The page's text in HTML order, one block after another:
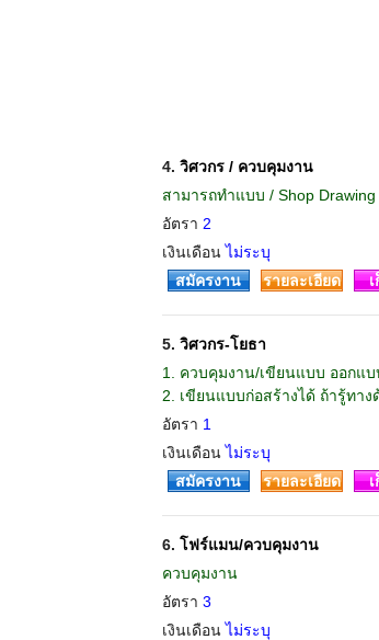
4. วิศวกร / ควบคุมงาน
สามารถทำแบบ / Shop
อัตรา 2
เงินเดือนไม่ระบุ
สมัครงาน รายละเอียด
5. วิศวกร-โยธา
1. ควบคุมงาน/เขียนแบบ ออกแ
2. เขียนแบบก่อสร้างได้ ถ้ารู้ทา
อัตรา 1
เงินเดือนไม่ระบุ
สมัครงาน รายละเอียด
6. โฟร์แมน/ควบคุมงาน
ควบคุมงาน
อัตรา 3
เงินเดือนไม่ระบุ